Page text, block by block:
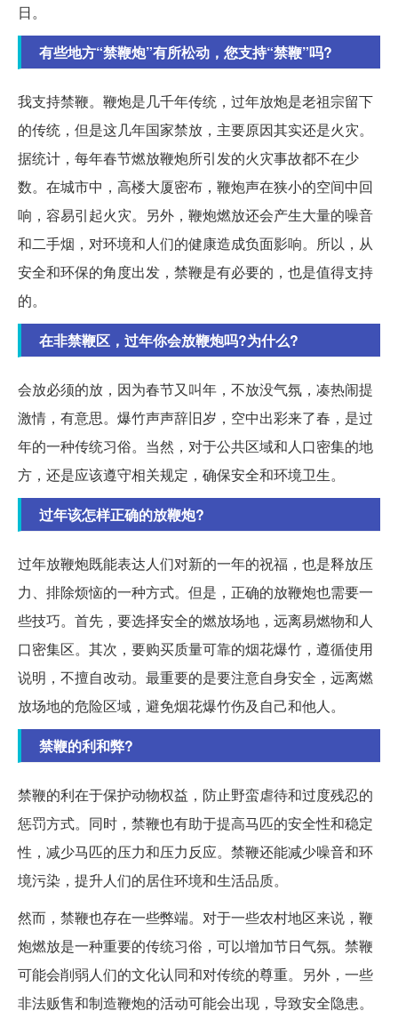
日。
有些地方“禁鞭炮”有所松动，您支持“禁鞭”吗?
我支持禁鞭。鞭炮是几千年传统，过年放炮是老祖宗留下
的传统，但是这几年国家禁放，主要原因其实还是火灾。
据统计，每年春节燃放鞭炮所引发的火灾事故都不在少
数。在城市中，高楼大厦密布，鞭炮声在狭小的空间中回
响，容易引起火灾。另外，鞭炮燃放还会产生大量的噪音
和二手烟，对环境和人们的健康造成负面影响。所以，从
安全和环保的角度出发，禁鞭是有必要的，也是值得支持
的。
在非禁鞭区，过年你会放鞭炮吗?为什么?
会放必须的放，因为春节又叫年，不放没气氛，凑热闹提
激情，有意思。爆竹声声辞旧岁，空中出彩来了春，是过
年的一种传统习俗。当然，对于公共区域和人口密集的地
方，还是应该遵守相关规定，确保安全和环境卫生。
过年该怎样正确的放鞭炮?
过年放鞭炮既能表达人们对新的一年的祝福，也是释放压
力、排除烦恼的一种方式。但是，正确的放鞭炮也需要一
些技巧。首先，要选择安全的燃放场地，远离易燃物和人
口密集区。其次，要购买质量可靠的烟花爆竹，遵循使用
说明，不擅自改动。最重要的是要注意自身安全，远离燃
放场地的危险区域，避免烟花爆竹伤及自己和他人。
禁鞭的利和弊?
禁鞭的利在于保护动物权益，防止野蛮虐待和过度残忍的
惩罚方式。同时，禁鞭也有助于提高马匹的安全性和稳定
性，减少马匹的压力和压力反应。禁鞭还能减少噪音和环
境污染，提升人们的居住环境和生活品质。
然而，禁鞭也存在一些弊端。对于一些农村地区来说，鞭
炮燃放是一种重要的传统习俗，可以增加节日气氛。禁鞭
可能会削弱人们的文化认同和对传统的尊重。另外，一些
非法贩售和制造鞭炮的活动可能会出现，导致安全隐患。